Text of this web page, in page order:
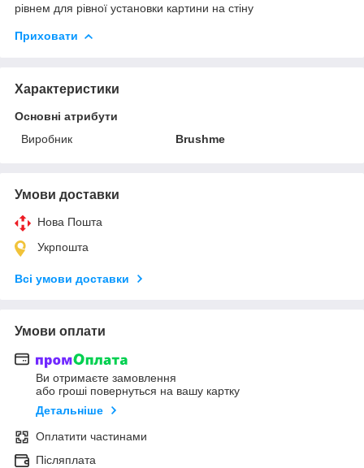
рівнем для рівної установки картини на стіну
Приховати
Характеристики
Основні атрибути
Виробник
Brushme
Умови доставки
Нова Пошта
Укрпошта
Всі умови доставки
Умови оплати
Ви отримаєте замовлення
або гроші повернуться на вашу картку
Детальніше
Оплатити частинами
Післяплата